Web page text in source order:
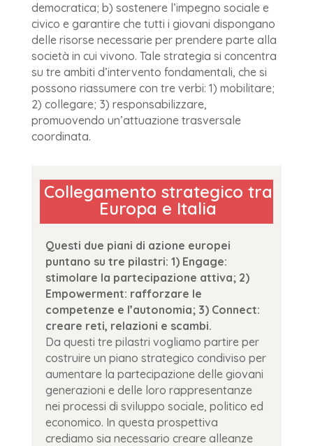
democratica; b) sostenere l’impegno sociale e
civico e garantire che tutti i giovani dispongano
delle risorse necessarie per prendere parte alla
società in cui vivono. Tale strategia si concentra
su tre ambiti d’intervento fondamentali, che si
possono riassumere con tre verbi: 1) mobilitare;
2) collegare; 3) responsabilizzare,
promuovendo un’attuazione trasversale
coordinata.
Collegamento strategico tra
Europa e Italia
Questi due piani di azione europei
puntano su tre pilastri: 1) Engage:
stimolare la partecipazione attiva; 2)
Empowerment: rafforzare le
competenze e l’autonomia; 3) Connect:
creare reti, relazioni e scambi.
Da questi tre pilastri vogliamo partire per
costruire un piano strategico condiviso per
aumentare la partecipazione delle giovani
generazioni e delle loro rappresentanze
nei processi di sviluppo sociale, politico ed
economico. In questa prospettiva
crediamo sia necessario creare alleanze